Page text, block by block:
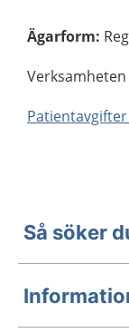
Ägarform:
Så söker